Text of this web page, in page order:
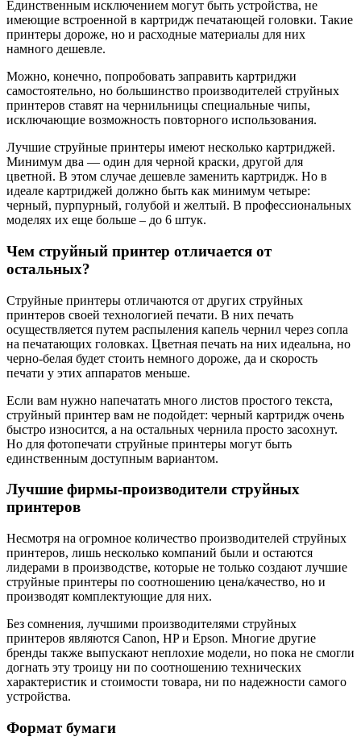
Единственным исключением могут быть устройства, не
имеющие встроенной в картридж печатающей головки. Такие
принтеры дороже, но и расходные материалы для них
намного дешевле.
Можно, конечно, попробовать заправить картриджи
самостоятельно, но большинство производителей струйных
принтеров ставят на чернильницы специальные чипы,
исключающие возможность повторного использования.
Лучшие струйные принтеры имеют несколько картриджей.
Минимум два — один для черной краски, другой для
цветной. В этом случае дешевле заменить картридж. Но в
идеале картриджей должно быть как минимум четыре:
черный, пурпурный, голубой и желтый. В профессиональных
моделях их еще больше – до 6 штук.
Чем струйный принтер отличается от
остальных?
Струйные принтеры отличаются от других струйных
принтеров своей технологией печати. В них печать
осуществляется путем распыления капель чернил через сопла
на печатающих головках. Цветная печать на них идеальна, но
черно-белая будет стоить немного дороже, да и скорость
печати у этих аппаратов меньше.
Если вам нужно напечатать много листов простого текста,
струйный принтер вам не подойдет: черный картридж очень
быстро износится, а на остальных чернила просто засохнут.
Но для фотопечати струйные принтеры могут быть
единственным доступным вариантом.
Лучшие фирмы-производители струйных
принтеров
Несмотря на огромное количество производителей струйных
принтеров, лишь несколько компаний были и остаются
лидерами в производстве, которые не только создают лучшие
струйные принтеры по соотношению цена/качество, но и
производят комплектующие для них.
Без сомнения, лучшими производителями струйных
принтеров являются Canon, HP и Epson. Многие другие
бренды также выпускают неплохие модели, но пока не смогли
догнать эту троицу ни по соотношению технических
характеристик и стоимости товара, ни по надежности самого
устройства.
Формат бумаги